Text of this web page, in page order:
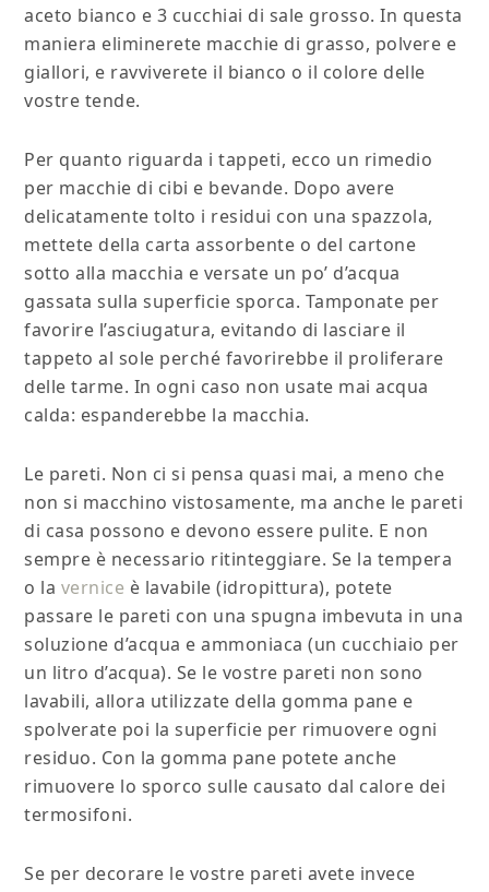
aceto bianco e 3 cucchiai di sale grosso. In questa
maniera eliminerete macchie di grasso, polvere e
giallori, e ravviverete il bianco o il colore delle
vostre tende.
Per quanto riguarda i tappeti, ecco un rimedio
per macchie di cibi e bevande. Dopo avere
delicatamente tolto i residui con una spazzola,
mettete della carta assorbente o del cartone
sotto alla macchia e versate un po’ d’acqua
gassata sulla superficie sporca. Tamponate per
favorire l’asciugatura, evitando di lasciare il
tappeto al sole perché favorirebbe il proliferare
delle tarme. In ogni caso non usate mai acqua
calda: espanderebbe la macchia.
Le pareti. Non ci si pensa quasi mai, a meno che
non si macchino vistosamente, ma anche le pareti
di casa possono e devono essere pulite. E non
sempre è necessario ritinteggiare. Se la tempera
o la vernice è lavabile (idropittura), potete
passare le pareti con una spugna imbevuta in una
soluzione d’acqua e ammoniaca (un cucchiaio per
un litro d’acqua). Se le vostre pareti non sono
lavabili, allora utilizzate della gomma pane e
spolverate poi la superficie per rimuovere ogni
residuo. Con la gomma pane potete anche
rimuovere lo sporco sulle causato dal calore dei
termosifoni.
Se per decorare le vostre pareti avete invece